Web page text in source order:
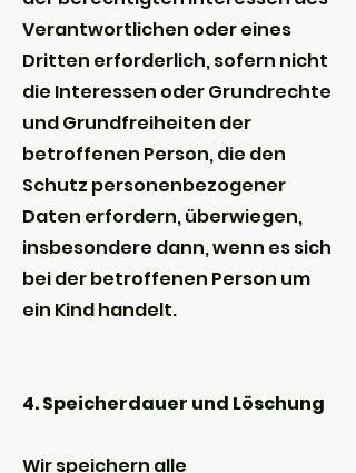
Verantwortlichen oder eines
Dritten erforderlich, sofern nicht
die Interessen oder Grundrechte
und Grundfreiheiten der
betroffenen Person, die den
Schutz personenbezogener
Daten erfordern, überwiegen,
insbesondere dann, wenn es sich
bei der betroffenen Person um
ein Kind handelt.
4. Speicherdauer und Löschung
Wir speichern alle